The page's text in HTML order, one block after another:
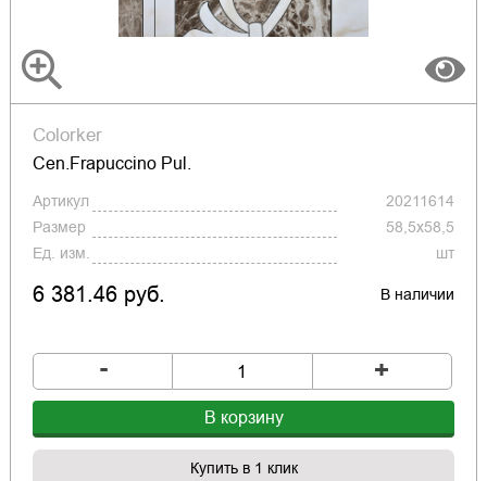
Colorker
Cen.Frapuccino Pul.
Артикул
20211614
Размер
58,5x58,5
Ед. изм.
шт
6 381.46 руб. В наличии
- +
В корзину
Купить в 1 клик